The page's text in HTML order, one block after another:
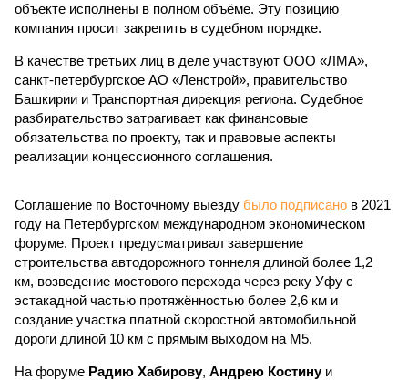
объекте исполнены в полном объёме. Эту позицию
компания просит закрепить в судебном порядке.
В качестве третьих лиц в деле участвуют ООО «ЛМА»,
санкт-петербургское АО «Ленстрой», правительство
Башкирии и Транспортная дирекция региона. Судебное
разбирательство затрагивает как финансовые
обязательства по проекту, так и правовые аспекты
реализации концессионного соглашения.
Соглашение по Восточному выезду было подписано в 2021
году на Петербургском международном экономическом
форуме. Проект предусматривал завершение
строительства автодорожного тоннеля длиной более 1,2
км, возведение мостового перехода через реку Уфу с
эстакадной частью протяжённостью более 2,6 км и
создание участка платной скоростной автомобильной
дороги длиной 10 км с прямым выходом на М5.
На форуме Радию Хабирову, Андрею Костинуи